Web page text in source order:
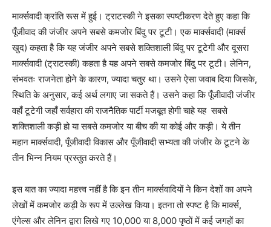
मार्क्सवादी क्रांति रूस में हुई। ट्राटस्की ने इसका स्पष्टीकरण देते हुए कहा कि
पूँजीवाद की जंजीर अपने सबसे कमजोर बिंदु पर टूटी। एक मार्क्सवादी (मार्क्स
खुद) कहता है कि यह जंजीर अपने सबसे शक्तिशाली बिंदु पर टूटेगी और दूसरा
मार्क्सवादी (ट्राटस्की) कहता है यह अपने सबसे कमजोर बिंदु पर टूटी। लेनिन,
संभवतः राजनेता होने के कारण, ज्यादा चतुर था। उसने ऐसा जवाब दिया जिसके,
स्थिति के अनुसार, कई अर्थ लगाए जा सकते हैं। उसने कहा कि पूँजीवादी जंजीर
वहाँ टूटेगी जहाँ सर्वहारा की राजनैतिक पार्टी मजबूत होगी चाहे यह सबसे
शक्तिशाली कड़ी हो या सबसे कमजोर या बीच की या कोई और कड़ी। ये तीन
महान मार्क्सवादी, पूँजीवादी विकास और पूँजीवादी सभ्यता की जंजीर के टूटने के
तीन भिन्न नियम प्रस्तुत करते हैं।
इस बात का ज्यादा महत्त्व नहीं है कि इन तीन मार्क्सवादियों ने किन देशों का अपने
लेखों में कमजोर कड़ी के रूप में उल्लेख किया। इतना तो स्पष्ट है कि मार्क्स,
एंगेल्स और लेनिन द्वारा लिखे गए 10,000 या 8,000 पृष्ठों में कई जगहों का